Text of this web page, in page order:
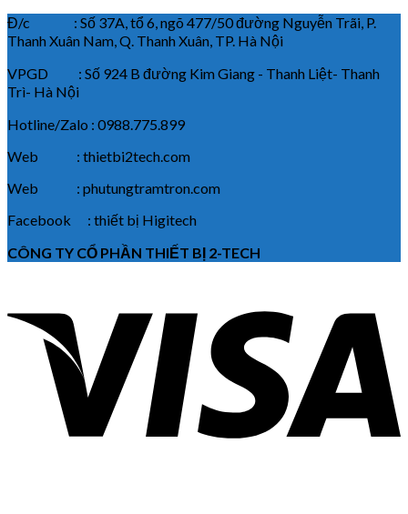
Đ/c : Số 37A, tổ 6, ngõ 477/50 đường Nguyễn Trãi, P.
Thanh Xuân Nam, Q. Thanh Xuân, TP. Hà Nội
VPGD : Số 924 B đường Kim Giang - Thanh Liệt- Thanh
Trì- Hà Nội
Hotline/Zalo : 0988.775.899
Web : thietbi2tech.com
Web : phutungtramtron.com
Facebook : thiết bị Higitech
CÔNG TY CỔ PHẦN THIẾT BỊ 2-TECH